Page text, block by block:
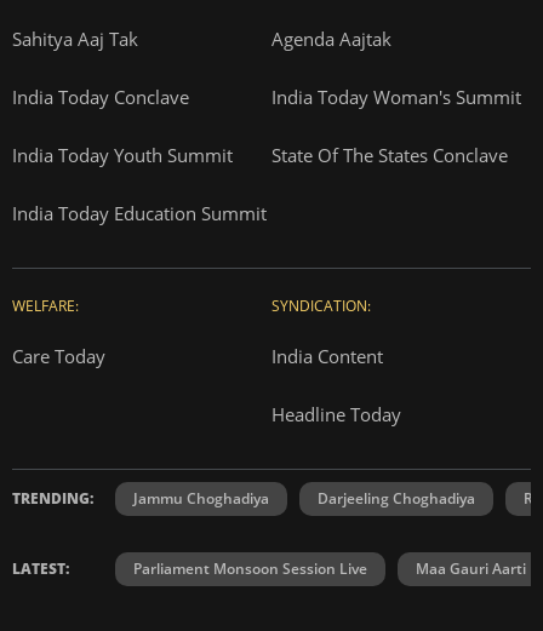
Sahitya Aaj Tak Agenda Aajtak
India Today Conclave India Today Woman's Summit
India Today Youth Summit State Of The States Conclave
India Today Education Summit
WELFARE:
Care Today
SYNDICATION:
India Content
Headline Today
TRENDING: Jammu Choghadiya Darjeeling Choghadiya
LATEST: Parliament Monsoon Session Live Maa Gauri Aarti